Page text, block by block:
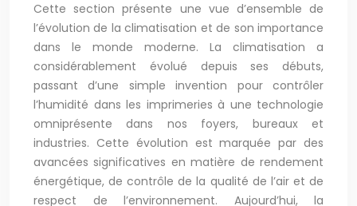
Cette section présente une vue d’ensemble de
l’évolution de la climatisation et de son importance
dans le monde moderne. La climatisation a
considérablement évolué depuis ses débuts,
passant d’une simple invention pour contrôler
l’humidité dans les imprimeries à une technologie
omniprésente dans nos foyers, bureaux et
industries. Cette évolution est marquée par des
avancées significatives en matière de rendement
énergétique, de contrôle de la qualité de l’air et de
respect de l’environnement. Aujourd’hui, la